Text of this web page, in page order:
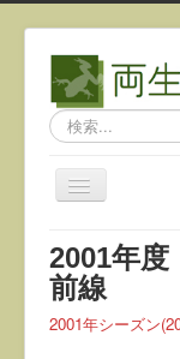
検
索...
ナ
ビ
ー
シ
ョ
ン
を
2001年
前線
2001年シーズン